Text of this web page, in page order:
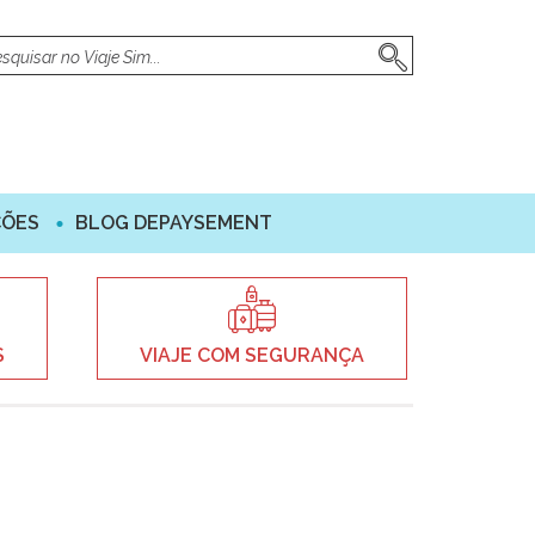
BLOG DEPAYSEMENT
VIAJE COM SEGURANÇA